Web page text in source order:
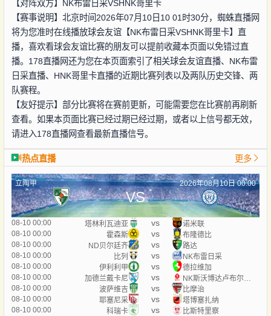
【对阵双方】 NK布雷日采VSHNK哥里卡
【赛事说明】北京时间2026年07月10日10 01时30分，蜘蛛直播网
将为您准时在线播放球会友谊【NK布雷日采VSHNK哥里卡】直
播，喜欢看球会友谊比赛的朋友可以提前收藏本页面以免错过直
播。178直播网还为您在本页面索引了相关球会友谊直播、NK布雷
日采直播、HNK哥里卡直播的近期比赛列表以及两队历史交锋、两
队赛程。
【友好提示】部分比赛将在赛前更新，可能需要您在比赛前再刷新
查看。如果本页面比赛已经过期已经过期，或者以上信号都无效，
请进入178直播网查看最新直播信号。
热点直播 更多
立陶甲 2026年08月10日 00:00
VS
08-10 00:00 塔林利瓦迪亚 vs
诺米联
08-10 00:00
霍森斯 vs
布隆德比
08-10 00:00
ND贝尔廷齐 vs
路达
08-10 00:00
比列 vs
NK布雷日采
08-10 00:00
伊利利甲 vs
德拉维加
08-10 00:00
加德兰戴卡尼 vs
NK斯沃博达卢布尔雅那
08-10 00:00
波萨维吉 vs
比摩治
08-10 00:00
耶塞尼采 vs
塔博塞扎纳
08-10 00:00
科瑞卡 vs 比斯特里察